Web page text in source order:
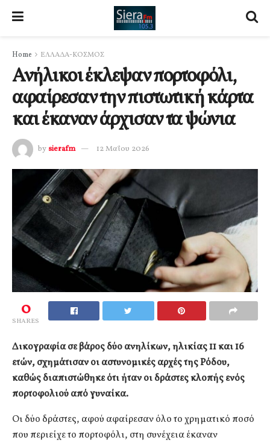
Home ΕΛΛΑΔΑ-ΚΟΣΜΟΣ
Ανήλικοι έκλεψαν πορτοφόλι,
αφαίρεσαν την πιστωτική κάρτα
και έκαναν άρχισαν τα ψώνια
by sierafm 12 Μαΐου 2026
0
SHARES
Δικογραφία σε βάρος δύο ανηλίκων, ηλικίας 11 και 16
ετών, σχημάτισαν οι αστυνομικές αρχές της Ρόδου,
καθώς διαπιστώθηκε ότι ήταν οι δράστες κλοπής ενός
πορτοφολιού από γυναίκα.
Οι δύο δράστες, αφού αφαίρεσαν όλο το χρηματικό ποσό
που περιείχε το πορτοφόλι, στη συνέχεια έκαναν